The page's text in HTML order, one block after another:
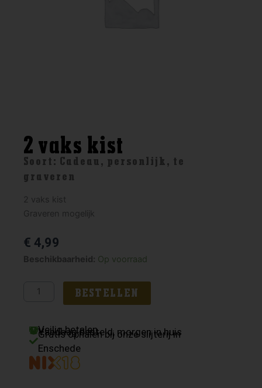
2 vaks kist
Soort: Cadeau , personlijk , te
graveren
2 vaks kist
Graveren mogelijk
€ 4,99
Beschikbaarheid: Op voorraad
2
BESTELLEN
Veilig betalen
Vandaag besteld, morgen in huis
Gratis ophalen bij onze slijterij in
Enschede